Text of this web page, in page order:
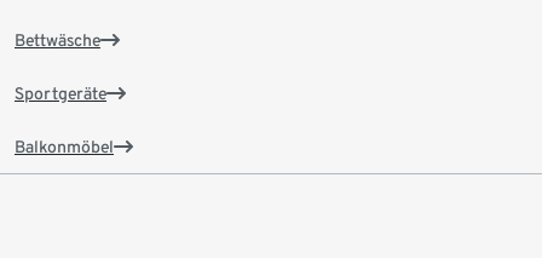
Bettwäsche
Sportgeräte
Balkonmöbel